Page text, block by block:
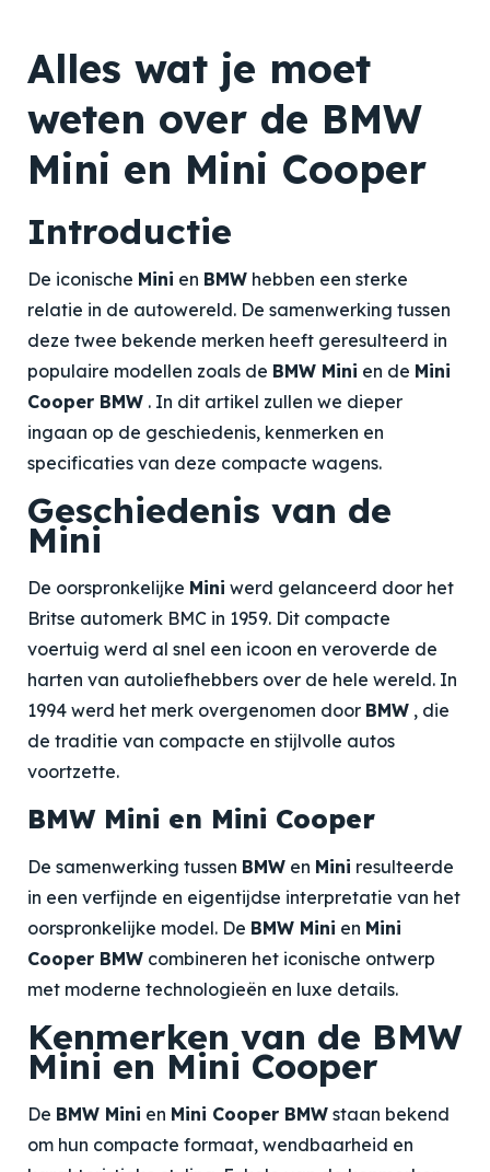
Alles wat je moet
weten over de BMW
Mini en Mini Cooper
Introductie
De iconische Mini en BMW hebben een sterke
relatie in de autowereld. De samenwerking tussen
deze twee bekende merken heeft geresulteerd in
populaire modellen zoals de BMW Mini en de Mini
Cooper BMW . In dit artikel zullen we dieper
ingaan op de geschiedenis, kenmerken en
specificaties van deze compacte wagens.
Geschiedenis van de
Mini
De oorspronkelijke Mini werd gelanceerd door het
Britse automerk BMC in 1959. Dit compacte
voertuig werd al snel een icoon en veroverde de
harten van autoliefhebbers over de hele wereld. In
1994 werd het merk overgenomen door BMW , die
de traditie van compacte en stijlvolle autos
voortzette.
BMW Mini en Mini Cooper
De samenwerking tussen BMW en Mini resulteerde
in een verfijnde en eigentijdse interpretatie van het
oorspronkelijke model. De BMW Mini en Mini
Cooper BMW combineren het iconische ontwerp
met moderne technologieën en luxe details.
Kenmerken van de BMW
Mini en Mini Cooper
De BMW Mini en Mini Cooper BMW staan bekend
om hun compacte formaat, wendbaarheid en